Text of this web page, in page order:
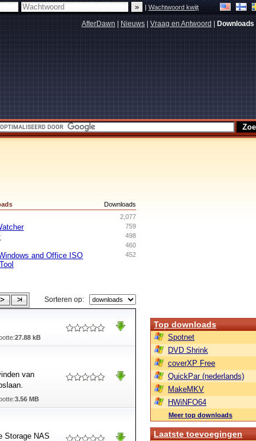
|Wachtwoord kwijt
AfterDawn Nieuws Vraag en Antwoord Downloads
Downloads
2,077
759
498
460
452
and Office ISO
Sorteren op:
27.88 kB
van
3.56 MB
Storage NAS
Top downloads
Spotnet
DVD Shrink
coverXP Free
QuickPar (nederlands)
MakeMKV
HWiNFO64
Meer top downloads
Laatste toevoegingen